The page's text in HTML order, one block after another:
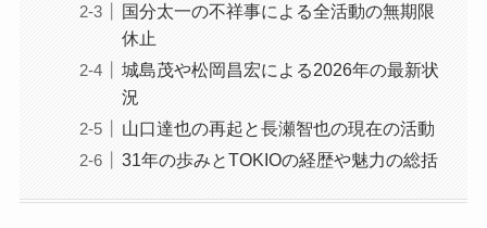
国分太一の不祥事による全活動の無期限
休止
城島茂や松岡昌宏による2026年の最新状
況
山口達也の再起と長瀬智也の現在の活動
31年の歩みとTOKIOの経歴や魅力の総括